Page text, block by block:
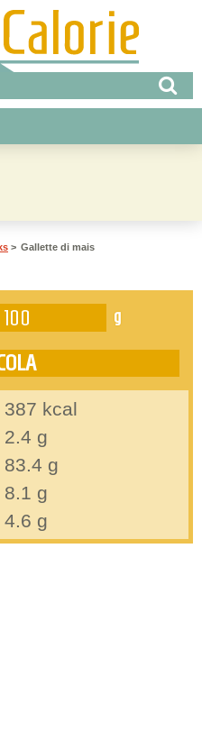
> Gallette di mais
g
387 kcal
2.4 g
83.4 g
8.1 g
4.6 g